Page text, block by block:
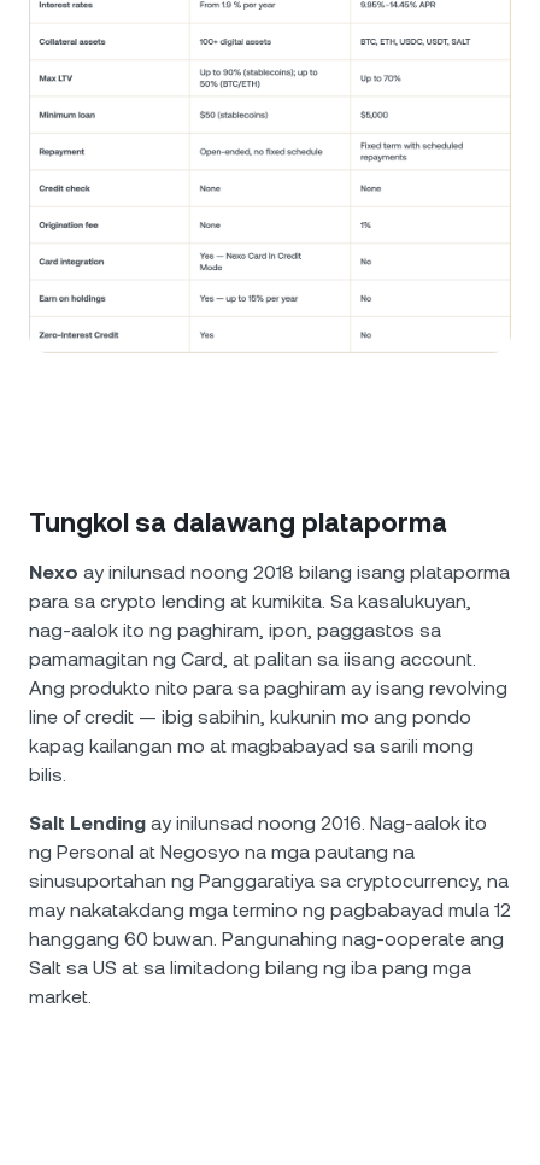
Tungkol sa dalawang plataporma
Nexo ay inilunsad noong 2018 bilang isang plataporma
para sa crypto lending at kumikita. Sa kasalukuyan,
nag-aalok ito ng paghiram, ipon, paggastos sa
pamamagitan ng Card, at palitan sa iisang account.
Ang produkto nito para sa paghiram ay isang revolving
line of credit — ibig sabihin, kukunin mo ang pondo
kapag kailangan mo at magbabayad sa sarili mong
bilis.
Salt Lending ay inilunsad noong 2016. Nag-aalok ito
ng Personal at Negosyo na mga pautang na
sinusuportahan ng Panggaratiya sa cryptocurrency, na
may nakatakdang mga termino ng pagbabayad mula 12
hanggang 60 buwan. Pangunahing nag-ooperate ang
Salt sa US at sa limitadong bilang ng iba pang mga
market.